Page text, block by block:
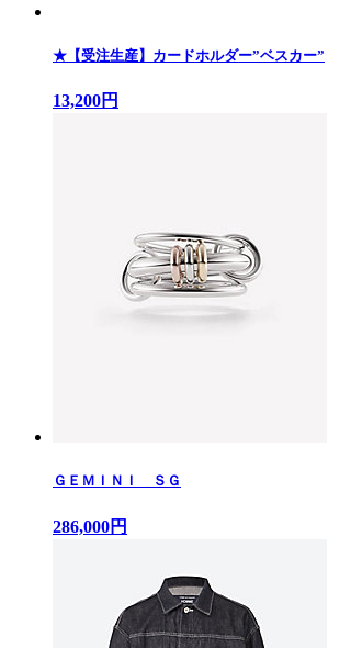
★【受注生産】カードホルダー”ベスカー”
13,200円
ＧＥＭＩＮＩ ＳＧ
286,000円